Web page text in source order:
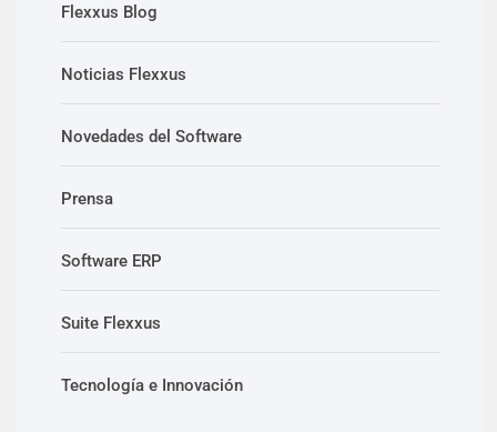
Flexxus Blog
Noticias Flexxus
Novedades del Software
Prensa
Software ERP
Suite Flexxus
Tecnología e Innovación